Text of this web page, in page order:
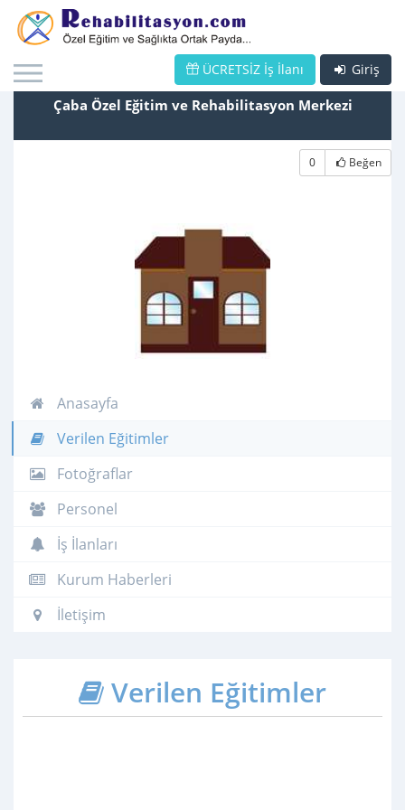
Giriş
ÜCRETSİZ İş İlanı
Çaba Özel Eğitim ve Rehabilitasyon Merkezi
0 Beğen
Anasayfa
Verilen Eğitimler
Fotoğraflar
Personel
İş İlanları
Kurum Haberleri
İletişim
Verilen Eğitimler